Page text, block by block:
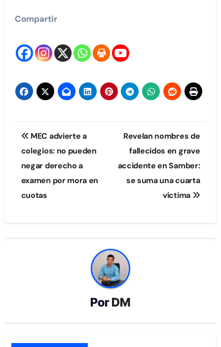
Compartir
Navegación
de
entradas
MEC advierte a
colegios: no pueden
negar derecho a
examen por mora en
cuotas
Revelan nombres de
fallecidos en grave
accidente en Samber:
se suma una cuarta
víctima
PorDM